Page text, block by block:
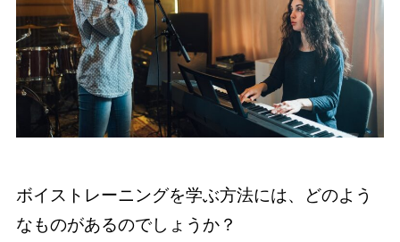
ボイストレーニングを学ぶ方法には、どのよう
なものがあるのでしょうか？